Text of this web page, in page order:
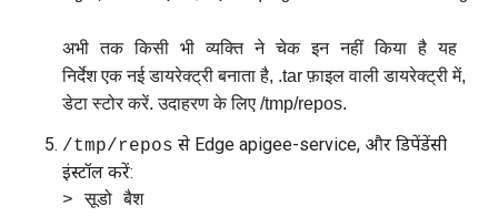
अभी तक किसी भी व्यक्ति ने चेक इन नहीं किया हैयह
निर्देश एक नई डायरेक्ट्री बनाता है, .tar फ़ाइल वाली डायरेक्ट्री में,
डेटा स्टोर करें. उदाहरण के लिए /tmp/repos.
/tmp/repos से Edge apigee-service, और डिपेंडेंसी
इंस्टॉल करें:
> सूडो बैश